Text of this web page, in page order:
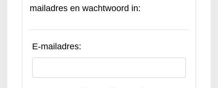
mailadres en wachtwoord in:
E-mailadres: